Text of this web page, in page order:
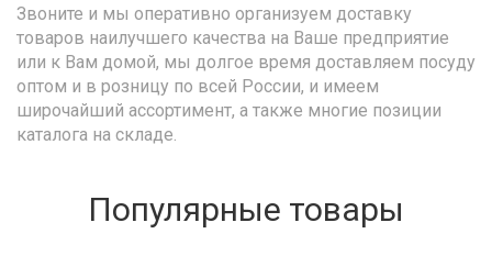
Звоните и мы оперативно организуем доставку
товаров наилучшего качества на Ваше предприятие
или к Вам домой, мы долгое время доставляем посуду
оптом и в розницу по всей России, и имеем
широчайший ассортимент, а также многие позиции
каталога на складе.
Популярные товары